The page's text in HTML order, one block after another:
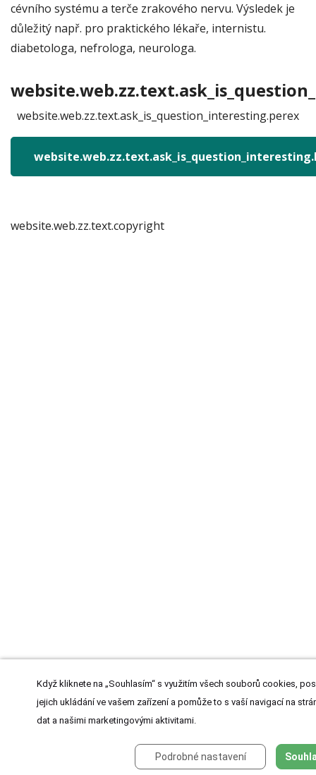
cévního systému a terče zrakového nervu. Výsledek je
důležitý např. pro praktického lékaře, internistu.
diabetologa, nefrologa, neurologa.
website.web.zz.text.ask_is_question_interesting.perex
website.web.zz.text.copyright
Když kliknete na „Souhlasím“ s využitím všech souborů cookies,
jejich ukládání ve vašem zařízení a pomůže to s vaší navigací na
dat a našimi marketingovými aktivitami.
Podrobné nastavení